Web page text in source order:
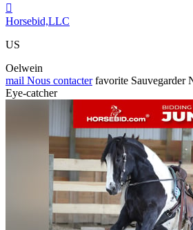

Horsebid,LLC
US
Oelwein
mail Nous contacter favorite Sauvegarder
Eye-catcher